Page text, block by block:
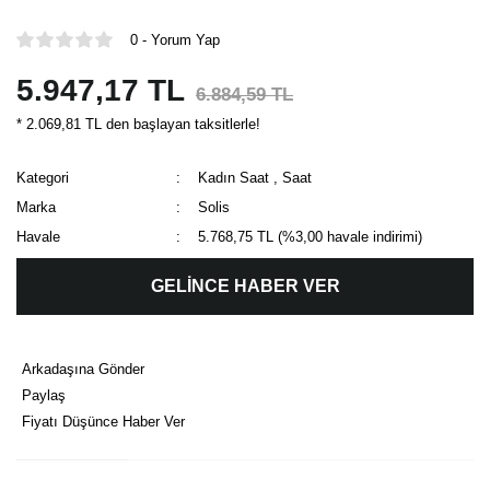
0 - Yorum Yap
5.947,17 TL 6.884,59 TL
* 2.069,81 TL den başlayan taksitlerle!
Kategori Kadın Saat ,Saat
Marka
Solis
Havale
5.768,75 TL (%3,00 havale indirimi)
GELİNCE HABER VER
Arkadaşına Gönder
Paylaş
Fiyatı Düşünce Haber Ver